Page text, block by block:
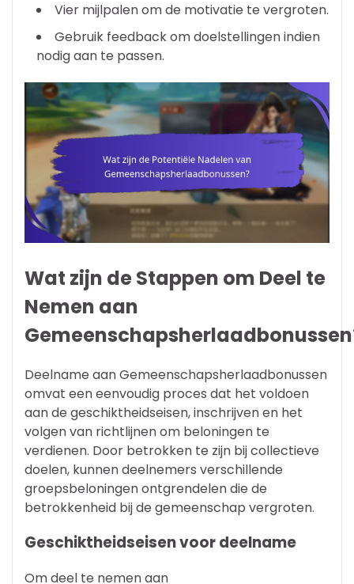
Vier mijlpalen om de motivatie te vergroten.
Gebruik feedback om doelstellingen indien
nodig aan te passen.
Wat zijn de Stappen om Deel te
Nemen aan
Deelname aan Gemeenschapsherlaadbonussen
omvat een eenvoudig proces dat het voldoen
aan de geschiktheidseisen, inschrijven en het
volgen van richtlijnen om beloningen te
verdienen. Door betrokken te zijn bij collectieve
doelen, kunnen deelnemers verschillende
groepsbeloningen ontgrendelen die de
betrokkenheid bij de gemeenschap vergroten.
Geschiktheidseisen voor deelname
Om deel te nemen aan